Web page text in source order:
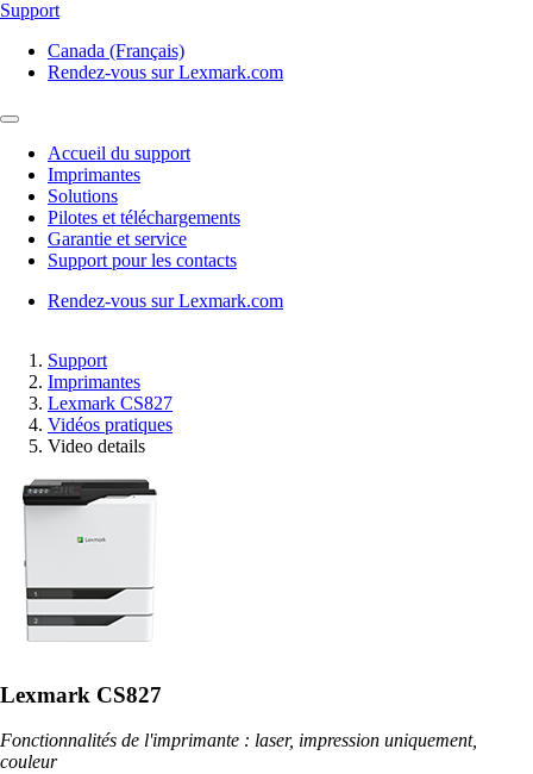
Support
Canada (Français)
Rendez-vous sur Lexmark.com
Accueil du support
Imprimantes
Solutions
Pilotes et téléchargements
Garantie et service
Support pour les contacts
Rendez-vous sur Lexmark.com
Support
Imprimantes
Lexmark CS827
Vidéos pratiques
Video details
Lexmark CS827
Fonctionnalités de l'imprimante : laser, impression uniquement,
couleur